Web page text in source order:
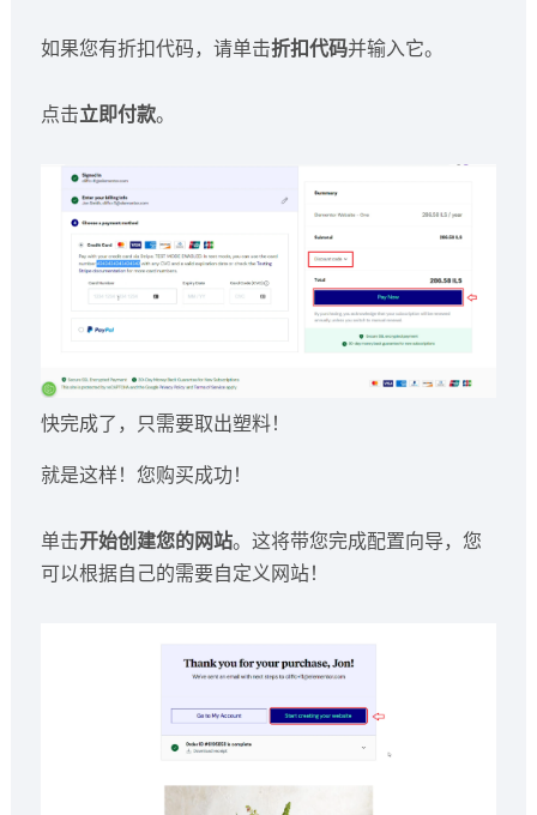
如果您有折扣代码，请单击折扣代码并输入它。
点击立即付款。
快完成了，只需要取出塑料！
就是这样！您购买成功！
单击开始创建您的网站。这将带您完成配置向导，您
可以根据自己的需要自定义网站！